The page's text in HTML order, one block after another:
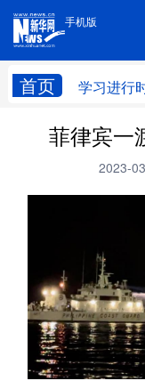
手机版
首页 学习进行
手机版
学习进行时
文化
访谈
法律 中
菲律宾一
2023-